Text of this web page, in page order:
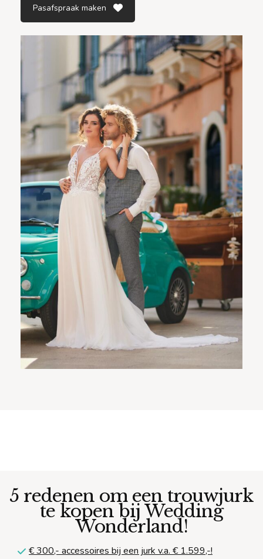
Pasafspraak maken
5 redenen om een trouwjurk
te kopen bij Wedding
Wonderland!
€ 300,- accessoires bij een jurk v.a. € 1.599,-!